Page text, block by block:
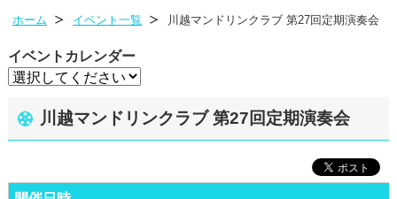
ホーム イベント一覧 川越マンドリンクラブ 第27回定期演奏会
イベントカレンダー
川越マンドリンクラブ 第27回定期演奏会